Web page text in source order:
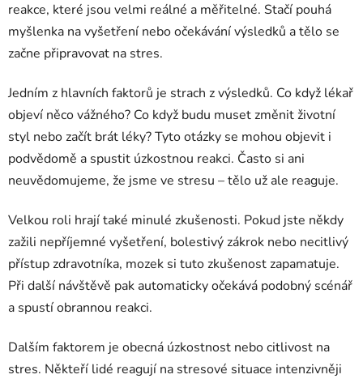
reakce, které jsou velmi reálné a měřitelné. Stačí pouhá
myšlenka na vyšetření nebo očekávání výsledků a tělo se
začne připravovat na stres.
Jedním z hlavních faktorů je strach z výsledků. Co když lékař
objeví něco vážného? Co když budu muset změnit životní
styl nebo začít brát léky? Tyto otázky se mohou objevit i
podvědomě a spustit úzkostnou reakci. Často si ani
neuvědomujeme, že jsme ve stresu – tělo už ale reaguje.
Velkou roli hrají také minulé zkušenosti. Pokud jste někdy
zažili nepříjemné vyšetření, bolestivý zákrok nebo necitlivý
přístup zdravotníka, mozek si tuto zkušenost zapamatuje.
Při další návštěvě pak automaticky očekává podobný scénář
a spustí obrannou reakci.
Dalším faktorem je obecná úzkostnost nebo citlivost na
stres. Někteří lidé reagují na stresové situace intenzivněji